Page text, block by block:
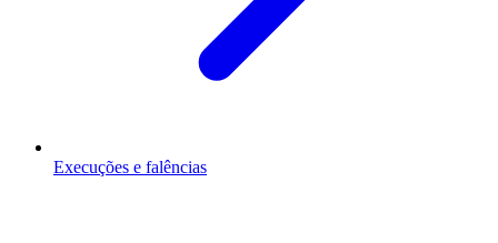
Execuções e falências